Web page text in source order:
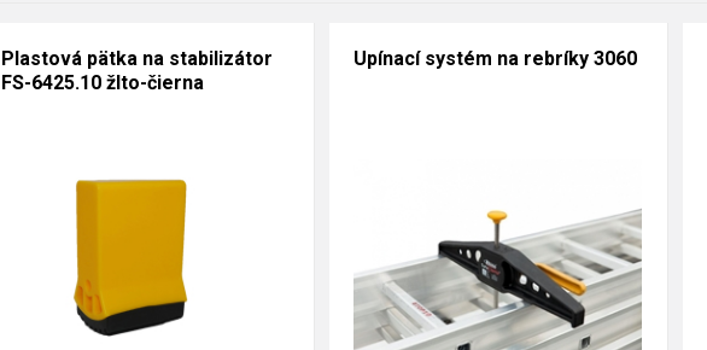
Plastová pätka na stabilizátor
FS-6425.10 žlto-čierna
Upínací systém na rebríky 3060